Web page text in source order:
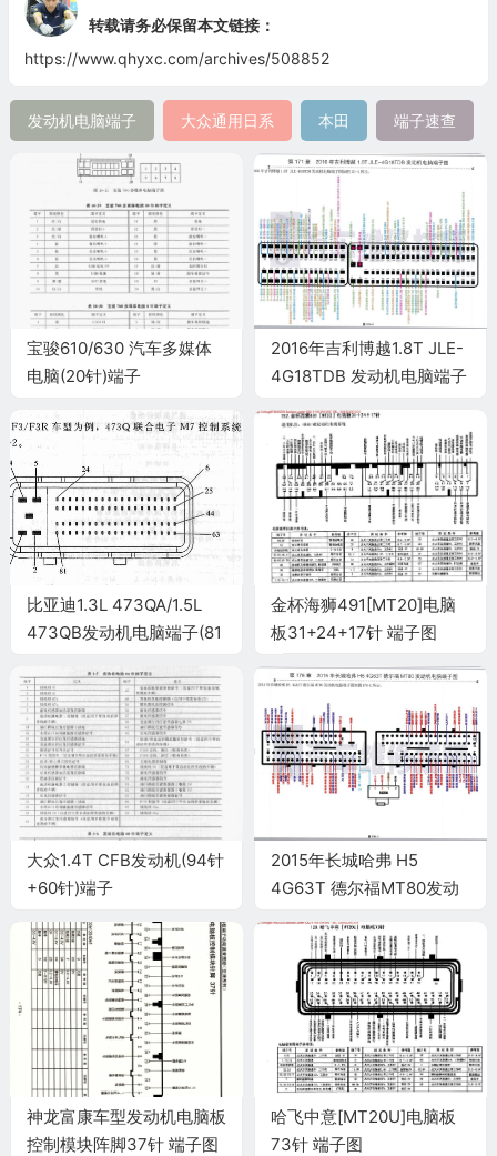
转载请务必保留本文链接：
https://www.qhyxc.com/archives/508852
发动机电脑端子 大众通用日系 本田 端子速查
宝骏610/630 汽车多媒体
电脑(20针)端子
2016年吉利博越1.8T JLE-
4G18TDB 发动机电脑端子
比亚迪1.3L 473QA/1.5L
473QB发动机电脑端子(81
金杯海狮491[MT20]电脑
板31+24+17针 端子图
大众1.4T CFB发动机(94针
+60针)端子
2015年长城哈弗 H5
4G63T 德尔福MT80发动
神龙富康车型发动机电脑板
控制模块阵脚37针 端子图
哈飞中意[MT20U]电脑板
73针 端子图